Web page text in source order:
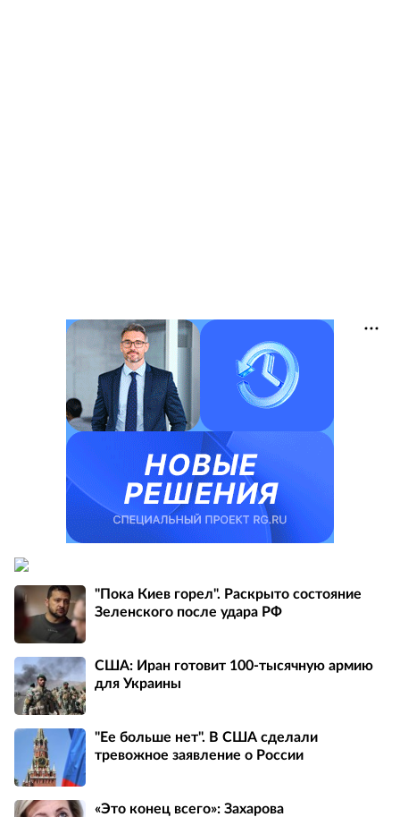
"Пока Киев горел". Раскрыто состояние
Зеленского после удара РФ
США: Иран готовит 100-тысячную армию
для Украины
"Ее больше нет". В США сделали
тревожное заявление о России
«Это конец всего»: Захарова